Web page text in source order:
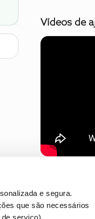
e segura.
que são necessários
Vídeos de